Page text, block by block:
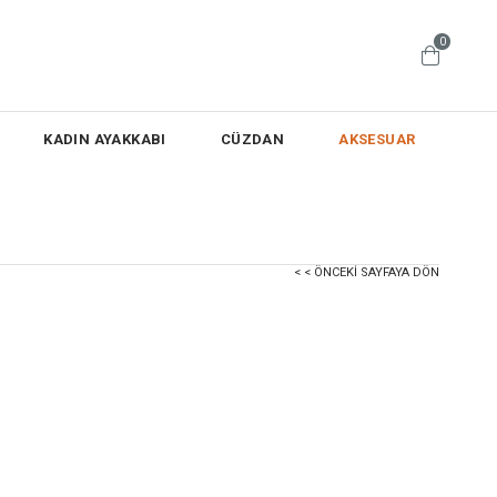
0
KADIN AYAKKABI CÜZDAN AKSESUAR
< < ÖNCEKI SAYFAYA DÖN